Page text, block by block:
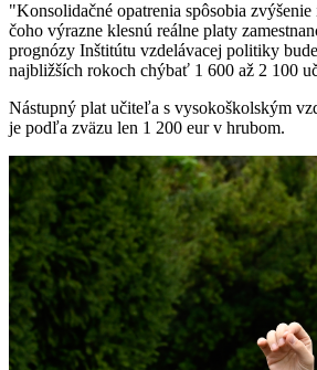
"Konsolidačné opatrenia spôsobia
čoho výrazne klesnú reálne platy
prognózy Inštitútu vzdelávacej politiky
najbližších rokoch chýbať 1 600 až 2 100
Nástupný plat učiteľa s vysokoškolským
je podľa zväzu len 1 200 eur v hrubom.